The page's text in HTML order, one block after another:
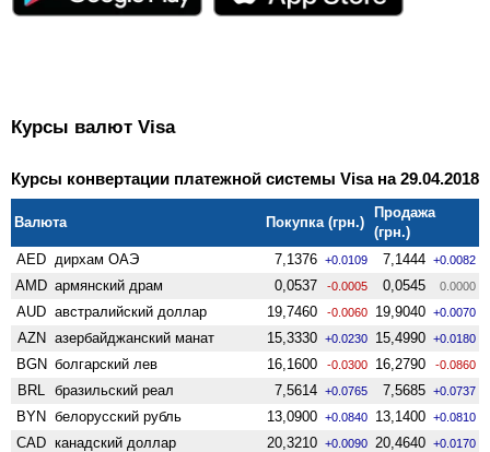
Курсы валют Visa
Курсы конвертации платежной системы Visa на 29.04.2018
Валюта Покупка (грн.)
Продажа
(грн.)
AED дирхам ОАЭ 7,1376 +0.0109 7,1444 +0.0082
AMD армянский драм 0,0537 -0.0005 0,0545 0.0000
AUD австралийский доллар 19,7460 -0.0060 19,9040 +0.0070
AZN азербайджанский манат 15,3330 +0.0230 15,4990 +0.0180
BGN болгарский лев 16,1600 -0.0300 16,2790 -0.0860
BRL бразильский реал 7,5614 +0.0765 7,5685 +0.0737
BYN белорусский рубль 13,0900 +0.0840 13,1400 +0.0810
CAD канадский доллар 20,3210 +0.0090 20,4640 +0.0170